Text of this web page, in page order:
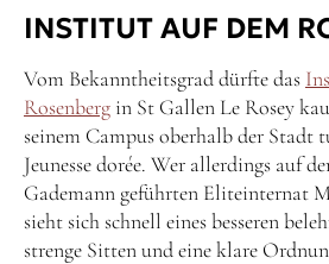
INSTITUT AUF DEM
Vom Bekanntheitsgrad dürfte das
Rosenberg in St Gallen Le Rosey
seinem Campus oberhalb der Stadt
Jeunesse dorée. Wer allerdings auf
Gademann geführten Eliteinternat
sieht sich schnell eines besseren
strenge Sitten und eine klare